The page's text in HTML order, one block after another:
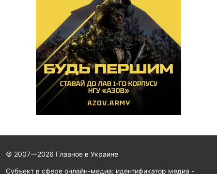
© 2007—2026 Главное в Украине
Субъект в сфере онлайн-медиа; идентификатор медиа -